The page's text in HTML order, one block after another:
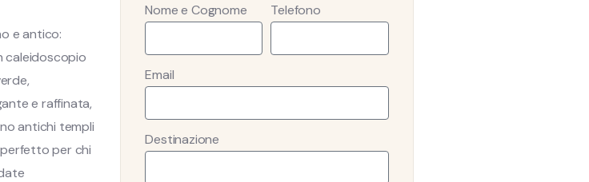
e antico:
caleidoscopio
e raffinata,
antichi templi
per chi
Nome e Cognome Telefono
Email
Destinazione